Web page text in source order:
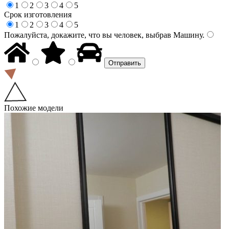
1
2 3 4
5
Срок изготовления
1
2 3 4
5
Пожалуйста, докажите, что вы человек, выбрав Машину.
Похожие модели